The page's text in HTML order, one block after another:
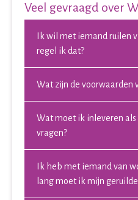
Veel gevraagd over
Ik wil met iemand ruilen van woning. Hoe
regel ik dat?
Wat zijn de
Wat moet ik inleveren als ik woningruil aan wil
vragen?
Ik heb met iemand van woning geruild. Hoe
lang moet ik mijn